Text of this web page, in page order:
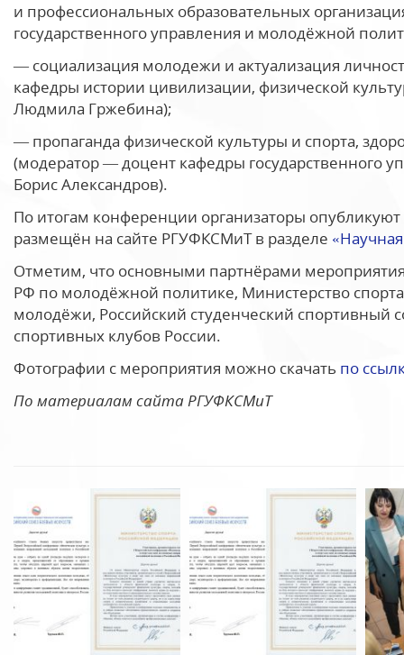
и профессиональных образовательных
государственного управления и молодёжной
— социализация молодежи и актуализация
кафедры истории цивилизации, физической
Людмила Гржебина);
— пропаганда физической культуры и спорта,
(модератор — доцент кафедры государственного
Борис Александров).
По итогам конференции организаторы
размещён на сайте РГУФКСМиТ в разделе
Отметим, что основными партнёрами
РФ по молодёжной политике, Министерство
молодёжи, Российский студенческий спортивный
спортивных клубов России.
Фотографии с мероприятия можно скачать по
По материалам сайта РГУФКСМиТ